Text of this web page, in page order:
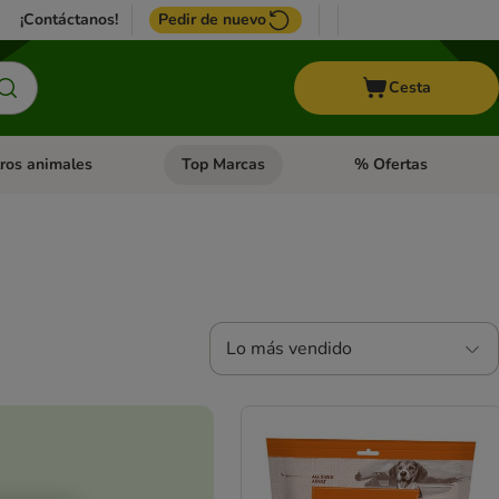
¡Contáctanos! Pedir de nuevo
Cesta
Roedores y +
de categoria abierto: Pájaros
animales Menú de categoria abierto: Otros animales
Top Marcas Menú de categoria
% Ofertas
Lo más vendido